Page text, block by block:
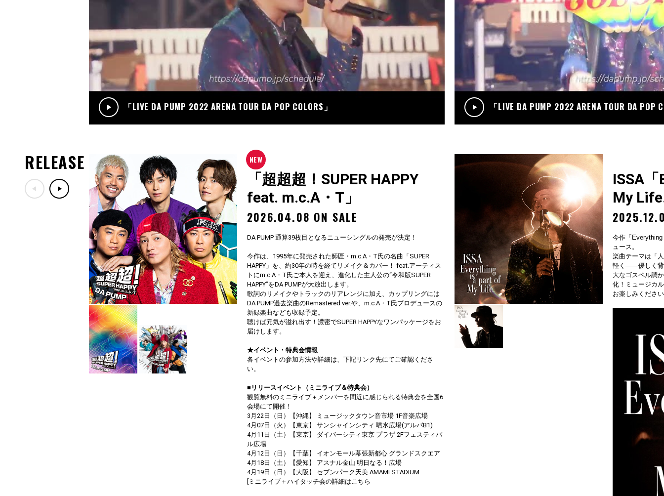
30th」10/19(月)兵庫公演チケット一般販売(先着)のご案内
07.03
「DA PUMP KIMI PREMIUM LIVE 2026」グッズ通信販売の
07.19 RADIO
サンデーradio 調子 do～yo！！(KIMI/U-YEAH)
07.12 RADIO
サンデーradio 調子 do～yo！！(KIMI/U-YEAH)
「LIVE DA PUMP 2022 ARENA TOUR DA POP COLORS」 「LIVE DA PUMP 2022 ARENA TOUR DA POP
RELEASE
「超超超！SUPER HAPPY
feat. m.c.A・T」
2026.04.08 ON SALE
DA PUMP 通算39枚目となるニューシングルの発売が決定！
今作は、1995年に発売された師匠・m.c.A・T氏の名曲「SUPER
HAPPY」を、約30年の時を経てリメイク＆カバー！ feat.アーティス
トにm.c.A・T氏ご本人を迎え、進化した主人公の“令和版SUPER
HAPPY”をDA PUMPが大放出します。
歌詞のリメイクやトラックのリアレンジに加え、カップリングには
DA PUMP過去楽曲のRemastered ver.や、m.c.A・T氏プロデュースの
新録楽曲なども収録予定。
聴けば元気が溢れ出す！濃密でSUPER HAPPYなワンパッケージをお
届けします。
★イベント・特典会情報
各イベントの参加方法や詳細は、下記リンク先にてご確認くださ
い。
■リリースイベント（ミニライブ＆特典会）
観覧無料のミニライブ＋メンバーを間近に感じられる特典会を全国6
会場にて開催！
3月22日（日）【沖縄】 ミュージックタウン音市場 1F音楽広場
4月07日（火）【東京】 サンシャインシティ 噴水広場(アルパB1)
4月11日（土）【東京】 ダイバーシティ東京 プラザ 2Fフェスティバ
ル広場
4月12日（日）【千葉】 イオンモール幕張新都心 グランドスクエア
4月18日（土）【愛知】 アスナル金山 明日なる！広場
4月19日（日）【大阪】 セブンパーク天美 AMAMI STADIUM
[ミニライブ＋ハイタッチ会の詳細はこちら
ISSA
My
今作「
ュース。
楽曲テーマは「
軽く——優しく背
大なゴスペル調
化！ミュージカ
お楽しみくださ